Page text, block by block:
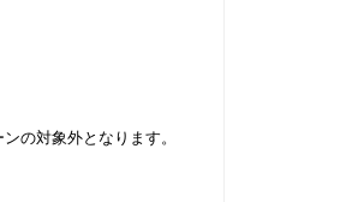
の対象外となります。